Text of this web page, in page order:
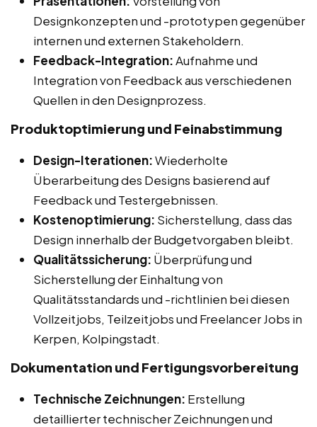
Designkonzepten und -prototypen gegenüber
internen und externen Stakeholdern.
Feedback-Integration:Aufnahme und
Integration von Feedback aus verschiedenen
Quellen in den Designprozess.
Produktoptimierung und Feinabstimmung
Design-Iterationen:Wiederholte
Überarbeitung des Designs basierend auf
Feedback und Testergebnissen.
Kostenoptimierung: Sicherstellung, dass das
Design innerhalb der Budgetvorgaben bleibt.
Qualitätssicherung: Überprüfung und
Sicherstellung der Einhaltung von
Qualitätsstandards und -richtlinien bei diesen
Vollzeitjobs, Teilzeitjobs und Freelancer Jobs in
Kerpen, Kolpingstadt.
Dokumentation und Fertigungsvorbereitung
Technische Zeichnungen: Erstellung
detaillierter technischer Zeichnungen und